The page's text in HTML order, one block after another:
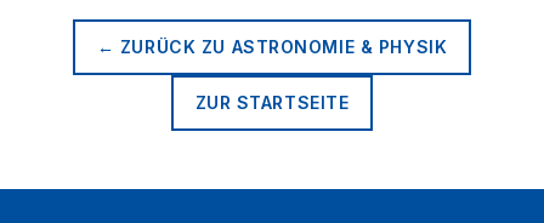
← ZURÜCK ZU ASTRONOMIE & PHYSIK
ZUR STARTSEITE